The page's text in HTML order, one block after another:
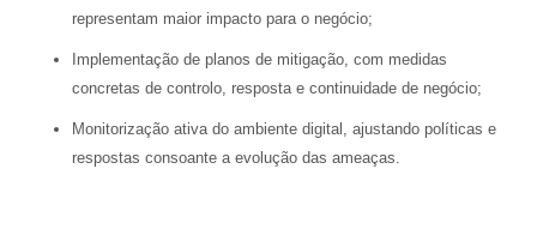
representam maior impacto para o negócio;
Implementação de planos de mitigação, com medidas
concretas de controlo, resposta e continuidade de negócio;
Monitorização ativa do ambiente digital, ajustando políticas e
respostas consoante a evolução das ameaças.